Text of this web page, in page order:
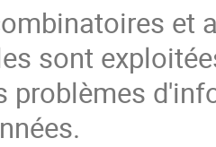
et
sont
problèmes